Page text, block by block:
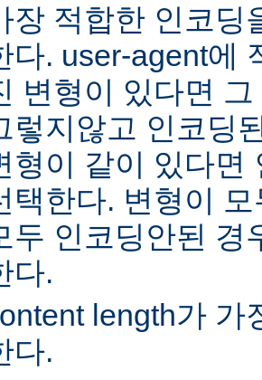
장 적합한 인코딩
다. user-agent에
변형이 있다면
렇지않고 인코딩
형이 같이 있다면
택한다. 변형이
두 인코딩안된 경
다.
length가 가
다.